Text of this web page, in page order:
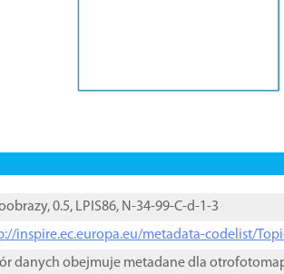
0.5, LPIS86, N-34-99-C-d-1-3
inspire.ec.europa.eu/metadata-codelist/
danych obejmuje metadane dla